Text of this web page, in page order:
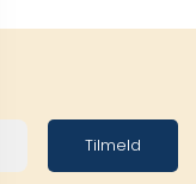
Tilmeld